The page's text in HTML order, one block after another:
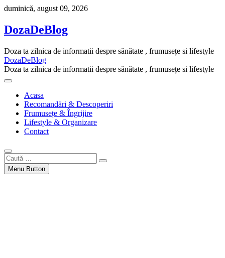
Skip
content
duminică, august 09, 2026
DozaDeBlog
Doza ta zilnica de informatii despre sănătate , frumusețe si lifestyle
DozaDeBlog
Doza ta zilnica de informatii despre sănătate , frumusețe si lifestyle
Acasa
Recomandări & Descoperiri
Frumusețe & Îngrijire
Lifestyle & Organizare
Contact
Caută
…Menu Button